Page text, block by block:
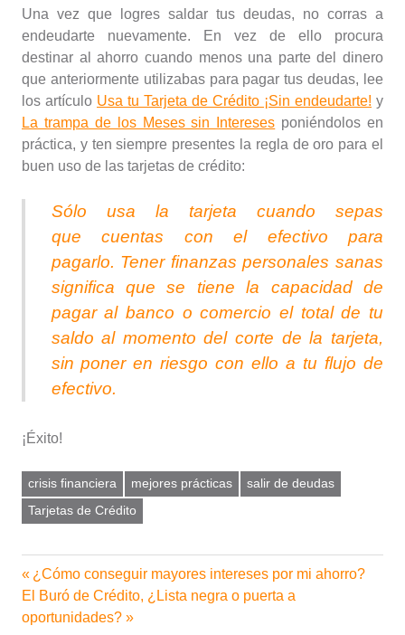
Una vez que logres saldar tus deudas, no corras a
endeudarte nuevamente. En vez de ello procura
destinar al ahorro cuando menos una parte del dinero
que anteriormente utilizabas para pagar tus deudas, lee
los artículo Usa tu Tarjeta de Crédito ¡Sin endeudarte! y
La trampa de los Meses sin Intereses poniéndolos en
práctica, y ten siempre presentes la regla de oro para el
buen uso de las tarjetas de crédito:
Sólo usa la tarjeta cuando sepas
que cuentas con el efectivo para
pagarlo. Tener finanzas personales sanas
significa que se tiene la capacidad de
pagar al banco o comercio el total de tu
saldo al momento del corte de la tarjeta,
sin poner en riesgo con ello a tu flujo de
efectivo.
¡Éxito!
crisis financiera mejores prácticas
salir de deudas
Tarjetas de Crédito
Navegación
de
Entrada
anterior:
¿Cómo conseguir mayores intereses por mi ahorro?
Siguiente
entrada:
El Buró de Crédito, ¿Lista negra o puerta a
oportunidades?